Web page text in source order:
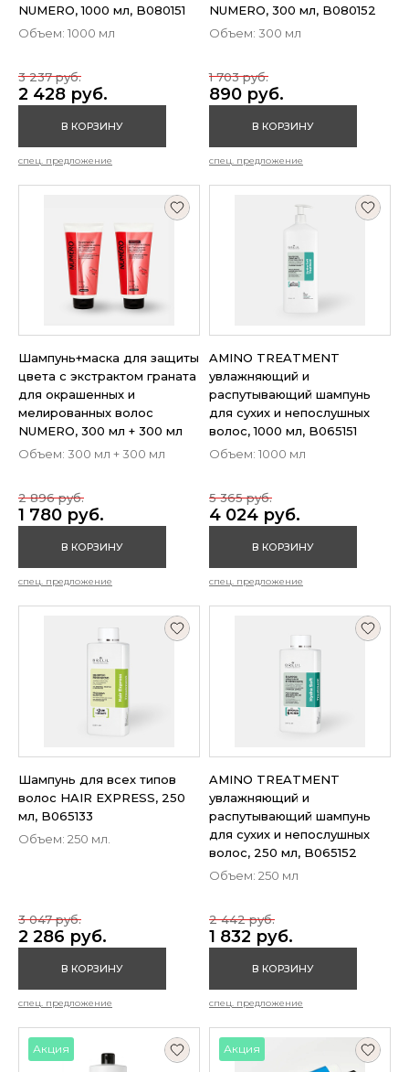
NUMERO, 1000 мл, B080151
Объем: 1000 мл
2 428 руб.
3 237 руб.
В КОРЗИНУ
спец. предложение
NUMERO, 300 мл, B080152
Объем: 300 мл
890 руб.
1 703 руб.
В КОРЗИНУ
спец. предложение
Шампунь+маска для защиты
цвета с экстрактом граната
для окрашенных и
мелированных волос
NUMERO, 300 мл + 300 мл
Объем: 300 мл + 300 мл
1 780 руб.
2 896 руб.
В КОРЗИНУ
спец. предложение
AMINO TREATMENT
увлажняющий и
распутывающий шампунь
для сухих и непослушных
волос, 1000 мл, B065151
Объем: 1000 мл
4 024 руб.
5 365 руб.
В КОРЗИНУ
спец. предложение
Шампунь для всех типов
волос HAIR EXPRESS, 250
мл, B065133
Объем: 250 мл.
2 286 руб.
3 047 руб.
В КОРЗИНУ
спец. предложение
AMINO TREATMENT
увлажняющий и
распутывающий шампунь
для сухих и непослушных
волос, 250 мл, B065152
Объем: 250 мл
1 832 руб.
2 442 руб.
В КОРЗИНУ
спец. предложение
Акция Акция